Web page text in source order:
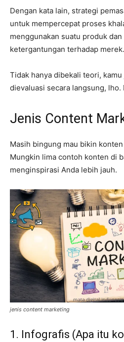
Dengan kata lain, strategi
untuk mempercepat proses
menggunakan suatu produk
ketergantungan terhadap merek.
Tidak hanya dibekali teori,
dievaluasi secara langsung, lho.
Jenis Content
Masih bingung mau bikin
Mungkin lima contoh konten di
menginspirasi Anda lebih jauh.
jenis content marketing
1. Infografis (Apa itu